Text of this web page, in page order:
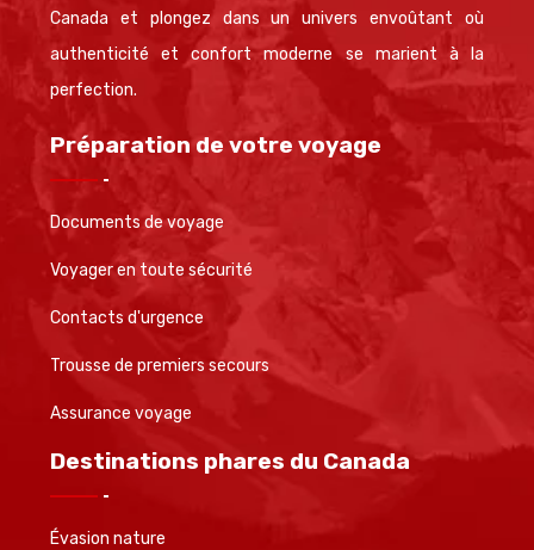
Canada et plongez dans un univers envoûtant où
authenticité et confort moderne se marient à la
perfection.
Préparation de votre voyage
Documents de voyage
Voyager en toute sécurité
Contacts d'urgence
Trousse de premiers secours
Assurance voyage
Destinations phares du Canada
Évasion nature